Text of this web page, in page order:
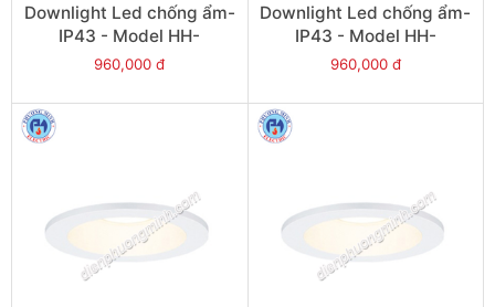
Downlight Led chống ẩm-
IP43 - Model HH-
LD20708K19
960,000 đ
Downlight Led chống ẩm-
IP43 - Model HH-
LD40708K19
960,000 đ